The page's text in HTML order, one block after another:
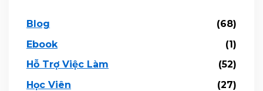
Blog
(68)
Ebook
(1)
Hỗ Trợ Việc Làm
(52)
Học Viên
(27)